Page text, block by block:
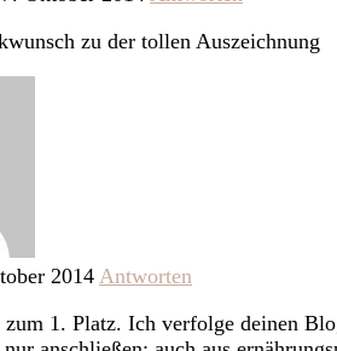
zu der tollen Auszeichnung
2014 Antworten
zum 1. Platz. Ich verfolge deinen